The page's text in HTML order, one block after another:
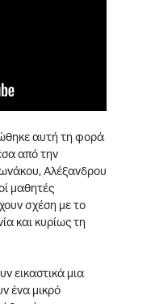
αυτή τη φορά
από την
Αλέξανδρου
μαθητές
σχέση με το
και κυρίως τη
εικαστικά μια
ένα μικρό